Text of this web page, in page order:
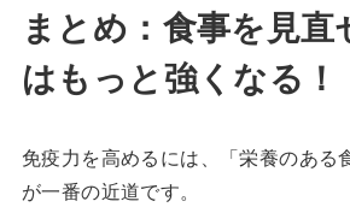
まとめ：食事を見直
はもっと強くなる！
免疫力を高めるには、「栄養のある
が一番の近道です。